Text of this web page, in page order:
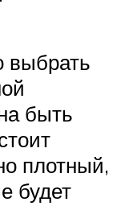
выбрать
быть
плотный,
будет